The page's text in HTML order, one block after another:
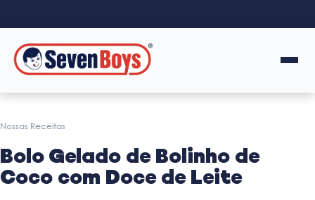
Nossas Receitas
Bolo Gelado de Bolinho de
Coco com Doce de Leite